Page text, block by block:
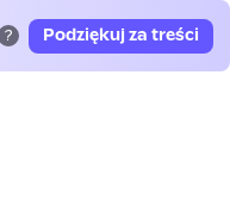
? Podziękuj za treści